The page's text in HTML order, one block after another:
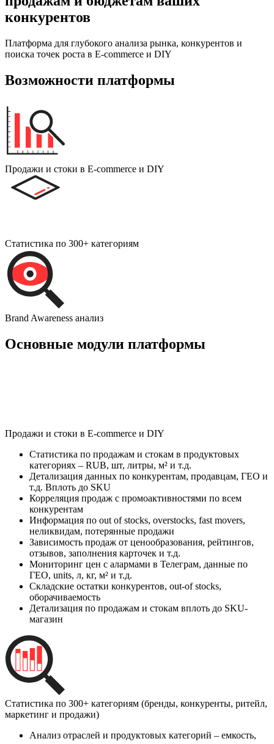
конкурентов
Платформа для глубокого анализа рынка, конкурентов и
поиска точек роста в E-commerce и DIY
Возможности платформы
Продажи и стоки в E-commerce и DIY
Статистика по 300+ категориям
Brand Awareness анализ
Основные модули платформы
Продажи и стоки в E-commerce и DIY
Статистика по продажам и стокам в продуктовых
категориях – RUB, шт, литры, м² и т.д.
Детализация данных по конкурентам, продавцам, ГЕО и
т.д. Вплоть до SKU
Корреляция продаж с промоактивностями по всем
конкурентам
Информация по out of stocks, overstocks, fast movers,
неликвидам, потерянные продажи
Зависимость продаж от ценообразования, рейтингов,
отзывов, заполнения карточек и т.д.
Мониторинг цен с алармами в Телеграм, данные по
ГЕО, units, л, кг, м² и т.д.
Складские остатки конкурентов, out-of stocks,
оборачиваемость
Детализация по продажам и стокам вплоть до SKU-
магазин
Статистика по 300+ категориям (бренды, конкуренты, ритейл,
маркетинг и продажи)
Анализ отраслей и продуктовых категорий – емкость,